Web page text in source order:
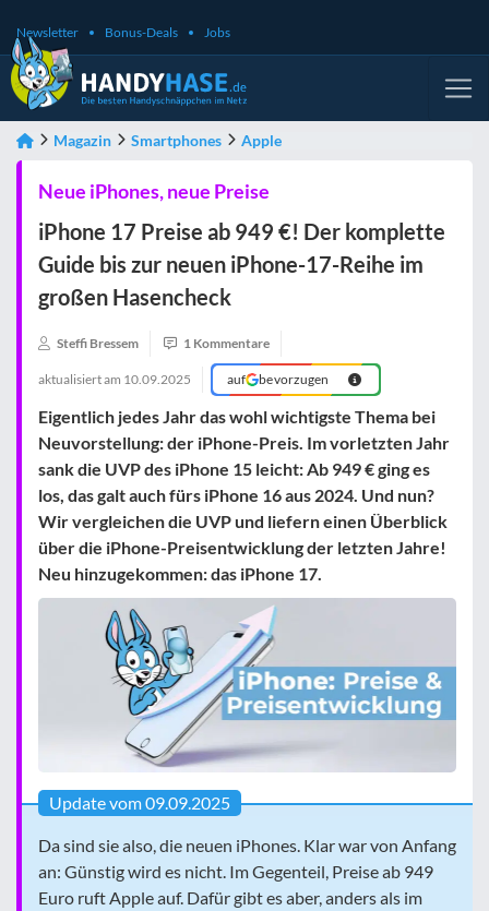
Newsletter Bonus-Deals Jobs
Magazin Smartphones Apple
Neue iPhones, neue Preise
iPhone 17 Preise ab 949 €! Der komplette
Guide bis zur neuen iPhone-17-Reihe im
großen Hasencheck
Steffi Bressem 1 Kommentare
aktualisiert am 10.09.2025 auf bevorzugen
Eigentlich jedes Jahr das wohl wichtigste Thema bei
Neuvorstellung: der iPhone-Preis. Im vorletzten Jahr
sank die UVP des iPhone 15 leicht: Ab 949 € ging es
los, das galt auch fürs iPhone 16 aus 2024. Und nun?
Wir vergleichen die UVP und liefern einen Überblick
über die iPhone-Preisentwicklung der letzten Jahre!
Neu hinzugekommen: das iPhone 17.
Update vom 09.09.2025
Da sind sie also, die neuen iPhones. Klar war von Anfang
an: Günstig wird es nicht. Im Gegenteil, Preise ab 949
Euro ruft Apple auf. Dafür gibt es aber, anders als im